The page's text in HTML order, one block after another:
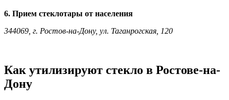
6. Прием стеклотары от населения
344069, г. Ростов-на-Дону, ул. Таганрогская, 120
Как утилизируют стекло в Ростове-на-
Дону